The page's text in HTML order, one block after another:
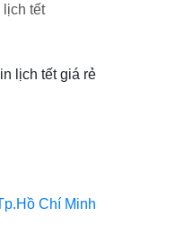
lịch tết
lịch tết giá rẻ
Chí Minh